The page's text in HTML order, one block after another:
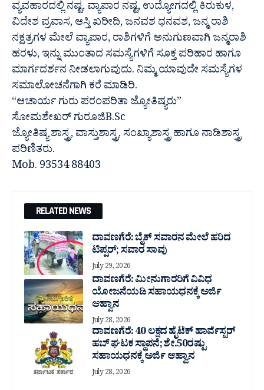
ವ್ಯವಹಾರದಲ್ಲಿ ನಷ್ಟ, ವ್ಯಾಪಾರ ನಷ್ಟ, ಉದ್ಯೋಗದಲ್ಲಿ ಕಿರುಕುಳ,
ವಿದೇಶ ಪ್ರವಾಸ, ಆಸ್ತಿ ಖರೀದಿ, ಜನವಶ ಧನವಶ, ಜನ್ಮ ರಾಶಿ
ನಕ್ಷತ್ರಗಳ ಮೇಲೆ ವ್ಯಾಪಾರ, ರಾಶಿಗಳಿಗೆ ಅನುಗುಣವಾಗಿ ಜನ್ಮರಾಶಿ
ಹರಳು, ಇನ್ನು ಮುಂತಾದ ಸಮಸ್ಯೆಗಳಿಗೆ ಸೂಕ್ತ ಪರಿಹಾರ ಹಾಗೂ
ಮಾರ್ಗದರ್ಶನ ನೀಡಲಾಗುವುದು. ನಿಮ್ಮ ಯಾವುದೇ ಸಮಸ್ಯೆಗಳ
ಸಮಾಲೋಚನೆಗಾಗಿ ಕರೆ ಮಾಡಿರಿ.
“ಆಚಾರ್ಯ ಗುರು ಪರಂಪರಿತಾ ಜ್ಯೋತಿಷ್ಯರು”
ಸೋಮಶೇಖರ್ ಗುರೂಜಿB.Sc
ಜ್ಯೋತಿಷ್ಯ ಶಾಸ್ತ್ರ, ವಾಸ್ತುಶಾಸ್ತ್ರ, ಸಂಖ್ಯಾಶಾಸ್ತ್ರ ಹಾಗೂ ನಾಡಿಶಾಸ್ತ್ರ
ಪರಿಣಿತರು.
Mob. 93534 88403
RELATED NEWS
ದಾವಣಗೆರೆ: ಬೈಕ್ ಸವಾರನ ಮೇಲೆ ಹರಿದ
ಟಿಪ್ಪರ್; ಸವಾರ ಸಾವು
July 29, 2026
ದಾವಣಗೆರೆ: ಮೀನುಗಾರರಿಗೆ ವಿವಿಧ
ಯೋಜನೆಯಡಿ ಸಹಾಯಧನಕ್ಕೆ ಅರ್ಜಿ
ಆಹ್ವಾನ
July 28, 2026
ದಾವಣಗೆರೆ: 40 ಲಕ್ಷದ ಹೈಟೆಕ್ ಹಾರ್ವೆಸ್ಟರ್
ಹಬ್ ಘಟಕ ಸ್ಥಾಪನೆ; ಶೇ.50ರಷ್ಟು
ಸಹಾಯಧನಕ್ಕೆ ಅರ್ಜಿ ಆಹ್ವಾನ
July 28, 2026